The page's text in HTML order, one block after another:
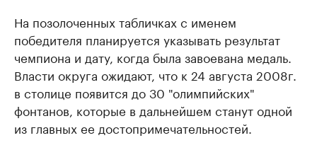
На позолоченных табличках с именем
победителя планируется указывать результат
чемпиона и дату, когда была завоевана медаль.
Власти округа ожидают, что к 24 августа 2008г.
в столице появится до 30 "олимпийских"
фонтанов, которые в дальнейшем станут одной
из главных ее достопримечательностей.